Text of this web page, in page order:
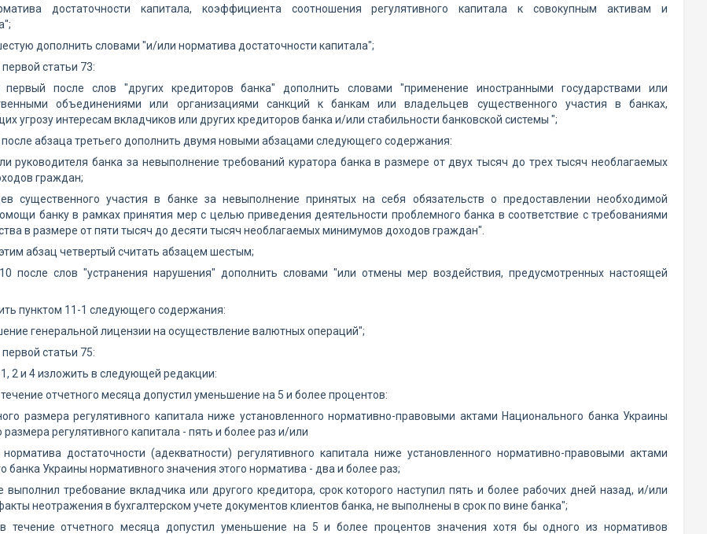
достаточности капитала, коэффициента соотношения регулятивного капитала к совокупным активам и
дополнить словами "и/или норматива достаточности капитала";
первой статьи 73:
после слов "других кредиторов банка" дополнить словами "применение иностранными государствами или
объединениями или организациями санкций к банкам или владельцев существенного участия в банках,
угрозу интересам вкладчиков или других кредиторов банка и/или стабильности банковской системы ";
после абзаца третьего дополнить двумя новыми абзацами следующего содержания:
руководителя банка за невыполнение требований куратора банка в размере от двух тысяч до трех тысяч необлагаемых
граждан;
существенного участия в банке за невыполнение принятых на себя обязательств о предоставлении необходимой
банку в рамках принятия мер с целью приведения деятельности проблемного банка в соответствие с требованиями
в размере от пяти тысяч до десяти тысяч необлагаемых минимумов доходов граждан".
абзац четвертый считать абзацем шестым;
после слов "устранения нарушения" дополнить словами "или отмены мер воздействия, предусмотренных настоящей
пунктом 11-1 следующего содержания:
генеральной лицензии на осуществление валютных операций";
статьи 75:
2 и 4 изложить в следующей редакции:
отчетного месяца допустил уменьшение на 5 и более процентов:
размера регулятивного капитала ниже установленного нормативно-правовыми актами Национального банка Украины
регулятивного капитала - пять и более раз и/или
норматива достаточности (адекватности) регулятивного капитала ниже установленного нормативно-правовыми актами
банка Украины нормативного значения этого норматива - два и более раз;
выполнил требование вкладчика или другого кредитора, срок которого наступил пять и более рабочих дней назад, и/или
неотражения в бухгалтерском учете документов клиентов банка, не выполнены в срок по вине банка";
течение отчетного месяца допустил уменьшение на 5 и более процентов значения хотя бы одного из нормативов